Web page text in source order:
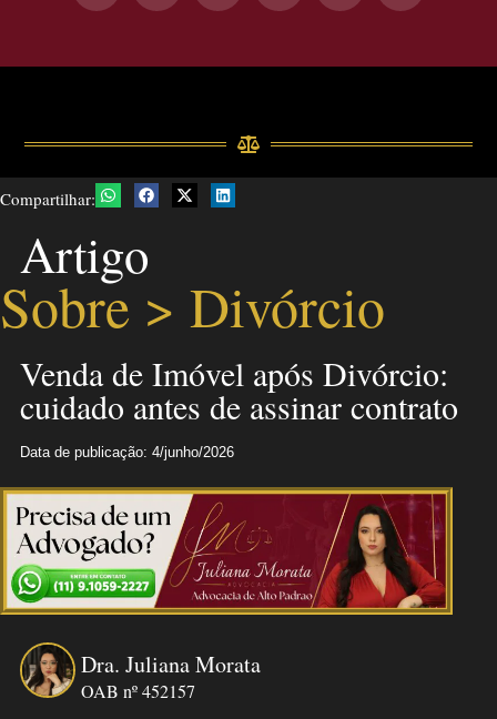
Compartilhar:
Artigo
Sobre > Divórcio
Venda de Imóvel após Divórcio:
cuidado antes de assinar contrato
Data de publicação: 4/junho/2026
Dra. Juliana Morata
OAB nº 452157